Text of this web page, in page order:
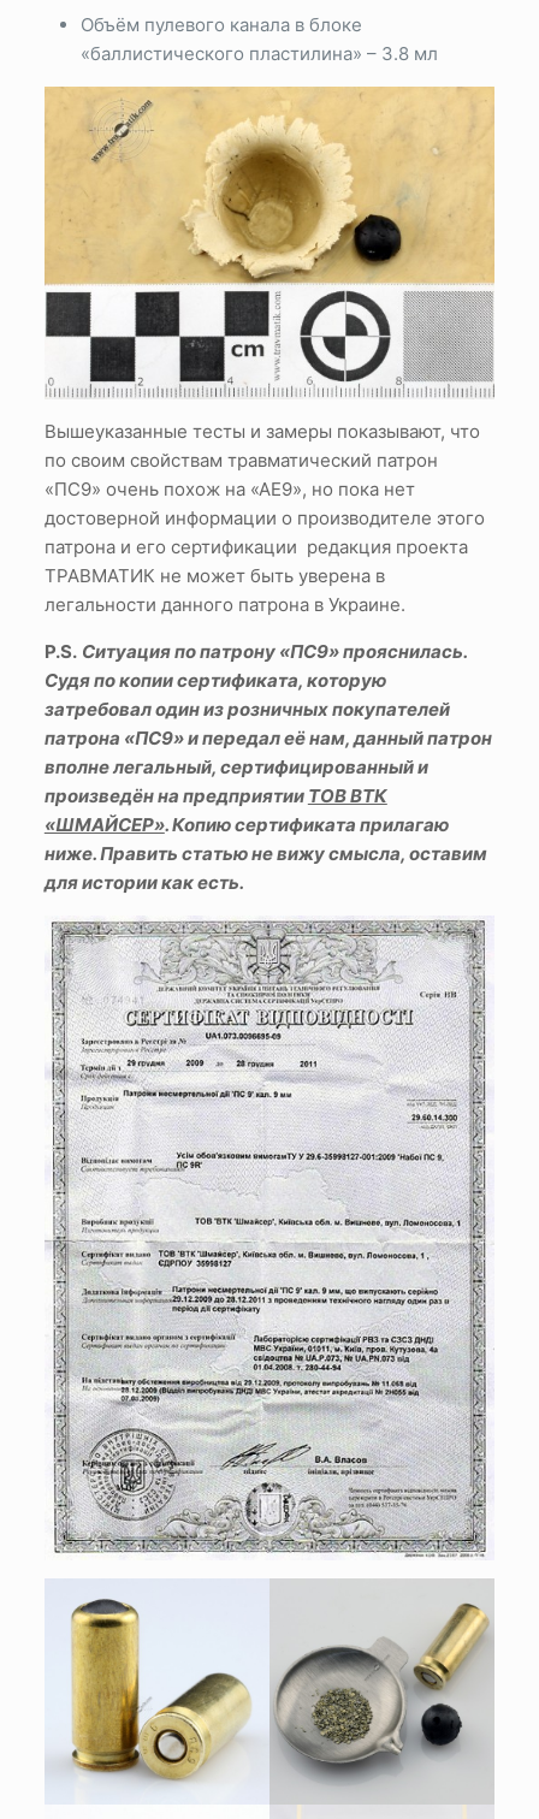
Объём пулевого канала в блоке
«баллистического пластилина» – 3.8 мл
Вышеуказанные тесты и замеры показывают, что
по своим свойствам травматический патрон
«ПС9» очень похож на «АЕ9», но пока нет
достоверной информации о производителе этого
патрона и его сертификации редакция проекта
ТРАВМАТИК не может быть уверена в
легальности данного патрона в Украине.
P.S. Ситуация по патрону «ПС9» прояснилась.
Судя по копии сертификата, которую
затребовал один из розничных покупателей
патрона «ПС9» и передал её нам, данный патрон
вполне легальный, сертифицированный и
произведён на предприятии ТОВ ВТК
«ШМАЙСЕР». Копию сертификата прилагаю
ниже. Править статью не вижу смысла, оставим
для истории как есть.